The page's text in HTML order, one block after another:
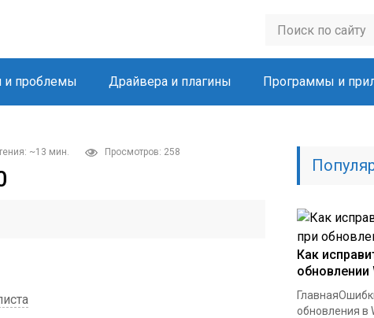
проблемы Драйвера и плагины Программы и
~13 мин. Просмотров: 258
Как
обновлении
обновления в